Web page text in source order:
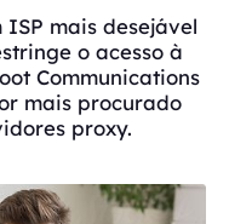
mais desejável
o acesso à
Communications
mais procurado
proxy.